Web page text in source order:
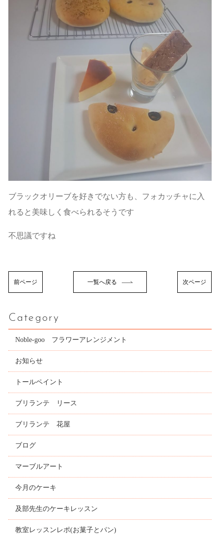
ブラックオリーブを好きでない方も、フォカッチャに入
れると美味しく食べられるそうです
不思議ですね
前ページ 一覧へ戻る 次ページ
Category
Noble-goo フラワーアレンジメント
お知らせ
トールペイント
ブリランテ リース
ブリランテ 花屋
ブログ
マーブルアート
今月のケーキ
及部先生のケーキレッスン
教室レッスンレポ(お菓子とパン)